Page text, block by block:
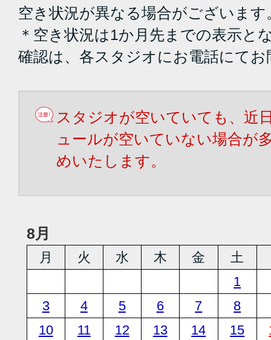
空き状況が異なる場合がございます
＊空き状況は1か月先までの表示と
確認は、各スタジオにお電話にて
スタジオが空いていても、近
ュールが空いていない場合が
めいたします。
8月
月 火 水 木 金 土
1
3
4 5 6 7
8
10
11 12 13 14 15